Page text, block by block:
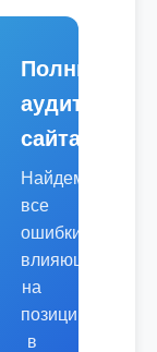
Полный
аудит
сайта
Найдем
все
ошибки,
влияющие
на
позиции
в